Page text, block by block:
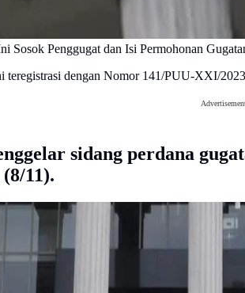
Sosok Penggugat dan Isi Permohonan
teregistrasi dengan Nomor 141/PUU-XXI/
sidang perdana
11).